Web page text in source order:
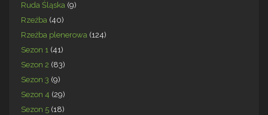
Ruda Śląska (9)
Rzeźba (40)
Rzeźba plenerowa (124)
Sezon 1 (41)
Sezon 2 (83)
Sezon 3 (9)
Sezon 4 (29)
Sezon 5 (18)